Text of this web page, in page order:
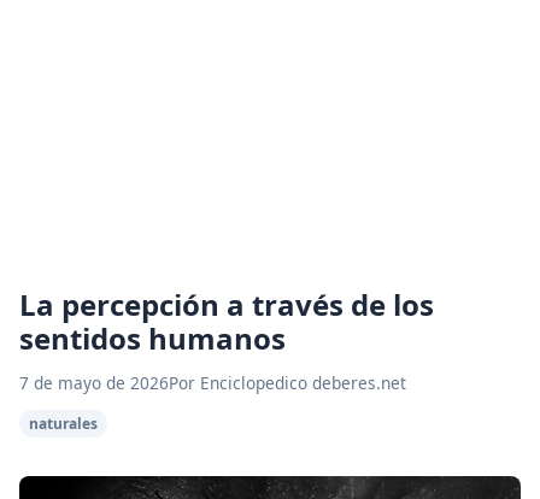
La percepción a través de los
sentidos humanos
7 de mayo de 2026Por Enciclopedico deberes.net
naturales